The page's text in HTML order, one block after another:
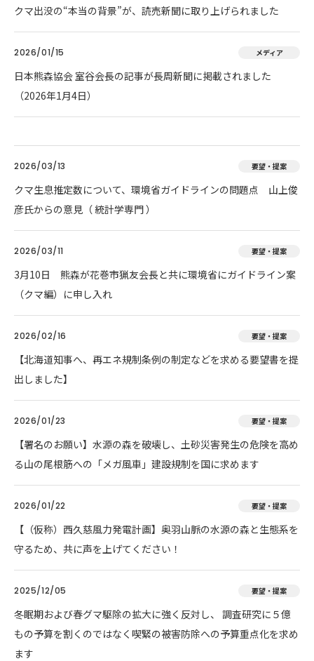
クマ出没の“本当の背景”が、読売新聞に取り上げられました
2026/01/15 メディア
日本熊森協会 室谷会長の記事が長周新聞に掲載されました
（2026年1月4日）
2026/03/13 要望・提案
クマ生息推定数について、環境省ガイドラインの問題点 山上俊
彦氏からの意見（ 統計学専門 ）
2026/03/11 要望・提案
3月10日 熊森が花巻市猟友会長と共に環境省にガイドライン案
（クマ編）に申し入れ
2026/02/16 要望・提案
【北海道知事へ、再エネ規制条例の制定などを求める要望書を提
出しました】
2026/01/23 要望・提案
【署名のお願い】水源の森を破壊し、土砂災害発生の危険を高め
る山の尾根筋への「メガ風車」建設規制を国に求めます
2026/01/22 要望・提案
【（仮称）西久慈風力発電計画】奥羽山脈の水源の森と生態系を
守るため、共に声を上げてください！
2025/12/05 要望・提案
冬眠期および春グマ駆除の拡大に強く反対し、 調査研究に５億
もの予算を割くのではなく喫緊の被害防除への予算重点化を求め
ます